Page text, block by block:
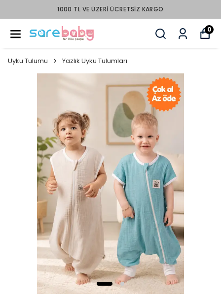
1000 TL VE ÜZERI ÜCRETSIZ KARGO
0
Uyku Tulumu Yazlık Uyku Tulumları